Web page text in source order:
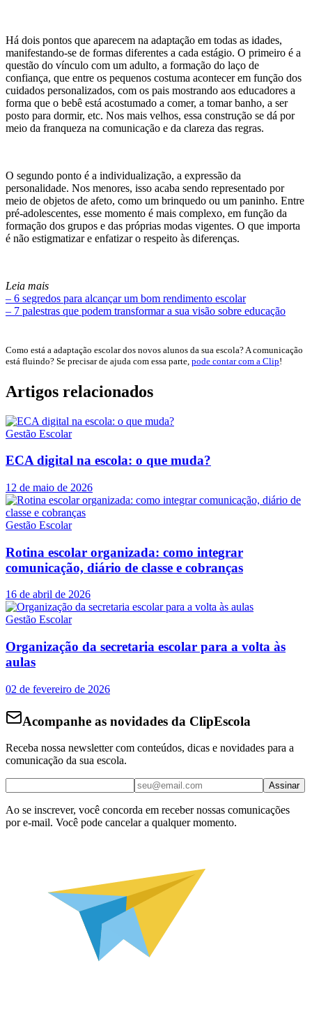
Há dois pontos que aparecem na adaptação em todas as idades,
manifestando-se de formas diferentes a cada estágio. O primeiro é a
questão do vínculo com um adulto, a formação do laço de
confiança, que entre os pequenos costuma acontecer em função dos
cuidados personalizados, com os pais mostrando aos educadores a
forma que o bebê está acostumado a comer, a tomar banho, a ser
posto para dormir, etc. Nos mais velhos, essa construção se dá por
meio da franqueza na comunicação e da clareza das regras.
O segundo ponto é a individualização, a expressão da
personalidade. Nos menores, isso acaba sendo representado por
meio de objetos de afeto, como um brinquedo ou um paninho. Entre
pré-adolescentes, esse momento é mais complexo, em função da
formação dos grupos e das próprias modas vigentes. O que importa
é não estigmatizar e enfatizar o respeito às diferenças.
Leia mais
– 6 segredos para alcançar um bom rendimento escolar
– 7 palestras que podem transformar a sua visão sobre educação
Como está a adaptação escolar dos novos alunos da sua escola? A comunicação
está fluindo? Se precisar de ajuda com essa parte, pode contar com a Clip!
Artigos relacionados
Gestão Escolar
ECA digital na escola: o que muda?
12 de maio de 2026
Gestão Escolar
Rotina escolar organizada: como integrar
comunicação, diário de classe e cobranças
16 de abril de 2026
Gestão Escolar
Organização da secretaria escolar para a volta às
aulas
02 de fevereiro de 2026
Acompanhe as novidades da ClipEscola
Receba nossa newsletter com conteúdos, dicas e novidades para a
comunicação da sua escola.
Assinar
Ao se inscrever, você concorda em receber nossas comunicações
por e-mail. Você pode cancelar a qualquer momento.